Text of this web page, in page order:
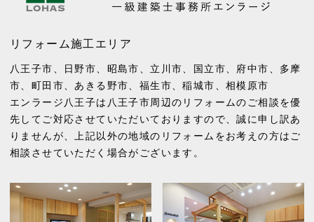
リフォーム施工エリア
八王子市 日野市 昭島市 立川市 国立市 府中市
多摩
市
町田市 あきる野市 福生市 、稲城市 、相模原市
エンラージ八王子は八王子市周辺のリフォームのご相談を優
先してご対応させていただいておりますので、誠に申し訳あ
りませんが、上記以外の地域のリフォームをお考えの方はご
相談させていただく場合がございます。